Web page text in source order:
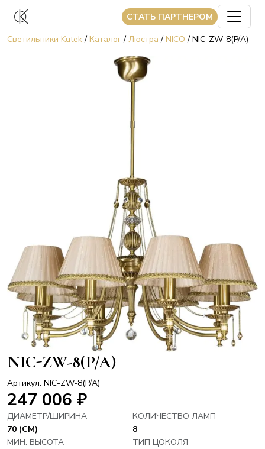
CТАТЬ ПАРТНЕРОМ
Светильники Kutek/ Каталог/ Люстра / NICO / NIC-ZW-8(P/A)
NIC-ZW-8(P/A)
Артикул: NIC-ZW-8(P/A)
247 006 ₽
ДИАМЕТР/ШИРИНА
70 (СМ)
КОЛИЧЕСТВО ЛАМП
8
МИН. ВЫСОТА
ТИП ЦОКОЛЯ